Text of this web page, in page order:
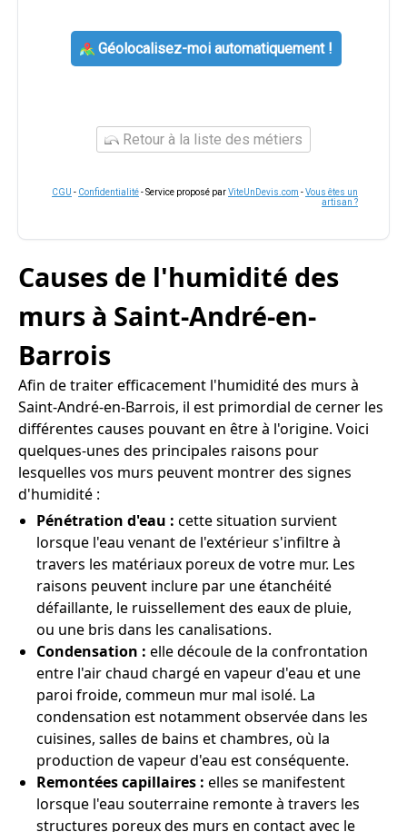
Géolocalisez-moi automatiquement !
Retour à la liste des métiers
CGU - Confidentialité- Service proposé parViteUnDevis.com -Vous êtes un
artisan ?
Causes de l'humidité des
murs à Saint-André-en-
Barrois
Afin de traiter efficacement l'humidité des murs à
Saint-André-en-Barrois, il est primordial de cerner les
différentes causes pouvant en être à l'origine. Voici
quelques-unes des principales raisons pour
lesquelles vos murs peuvent montrer des signes
d'humidité :
Pénétration d'eau : cette situation survient
lorsque l'eau venant de l'extérieur s'infiltre à
travers les matériaux poreux de votre mur. Les
raisons peuvent inclure par une étanchéité
défaillante, le ruissellement des eaux de pluie,
ou une bris dans les canalisations.
Condensation : elle découle de la confrontation
entre l'air chaud chargé en vapeur d'eau et une
paroi froide, commeun mur mal isolé. La
condensation est notamment observée dans les
cuisines, salles de bains et chambres, où la
production de vapeur d'eau est conséquente.
Remontées capillaires : elles se manifestent
lorsque l'eau souterraine remonte à travers les
structures poreux des murs en contact avec le